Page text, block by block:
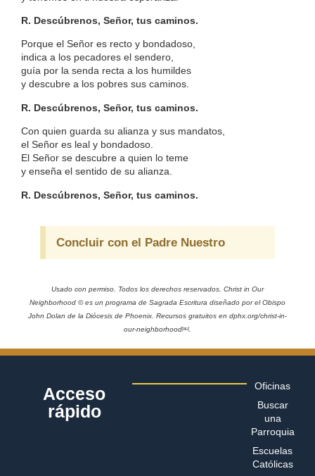
R. Descúbrenos, Señor, tus caminos.
Porque el Señor es recto y bondadoso,
indica a los pecadores el sendero,
guía por la senda recta a los humildes
y descubre a los pobres sus caminos.
R. Descúbrenos, Señor, tus caminos.
Con quien guarda su alianza y sus mandatos,
el Señor es leal y bondadoso.
El Señor se descubre a quien lo teme
y enseña el sentido de su alianza.
R. Descúbrenos, Señor, tus caminos.
Concluir con el Padre Nuestro
Usado con permiso. Todos los derechos reservados. Christ in Our
Neighborhood © es un programa de Sagrada Escritura diseñado por el Obispo
John Dolan de la Diócesis de Phoenix. Recursos gratuitos en dphx.org/christ-in-
our-neighborhood￼.
Acceso
rápido
Oficinas
Buscar
una
Parroquia
Escuelas
Católicas